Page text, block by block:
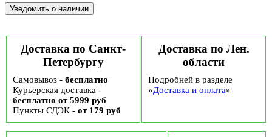
Доставка по Санкт-
Петербургу
Самовывоз - бесплатно
Курьерская доставка -
бесплатно от 5999 руб
Пункты СДЭК - от 179 руб
Доставка по Лен.
области
Подробней в разделе
«Доставка и оплата»